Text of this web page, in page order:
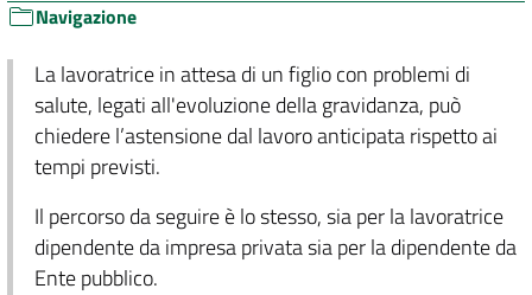
Navigazione
La lavoratrice in attesa di un figlio con problemi di
salute, legati all'evoluzione della gravidanza, può
chiedere l’astensione dal lavoro anticipata rispetto ai
tempi previsti.
Il percorso da seguire è lo stesso, sia per la lavoratrice
dipendente da impresa privata sia per la dipendente da
Ente pubblico.